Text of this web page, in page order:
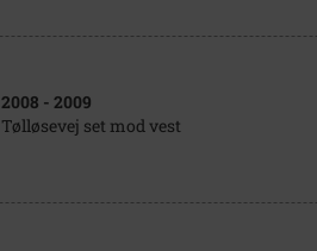
2008 - 2009
Tølløsevej set mod vest